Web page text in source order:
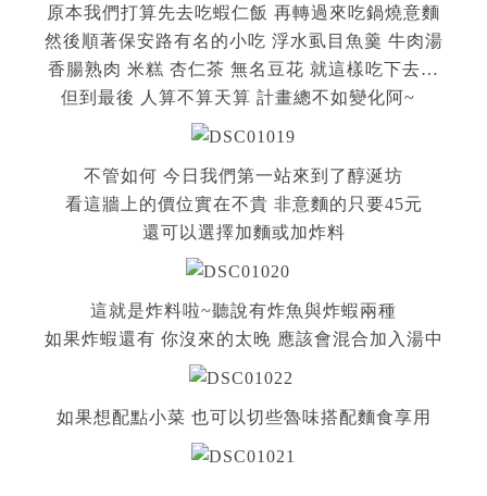
原本我們打算先去吃蝦仁飯 再轉過來吃鍋燒意麵
然後順著保安路有名的小吃 浮水虱目魚羹 牛肉湯
香腸熟肉 米糕 杏仁茶 無名豆花 就這樣吃下去…
但到最後 人算不算天算 計畫總不如變化阿~
不管如何 今日我們第一站來到了醇涎坊
看這牆上的價位實在不貴 非意麵的只要45元
還可以選擇加麵或加炸料
這就是炸料啦~聽說有炸魚與炸蝦兩種
如果炸蝦還有 你沒來的太晚 應該會混合加入湯中
如果想配點小菜 也可以切些魯味搭配麵食享用